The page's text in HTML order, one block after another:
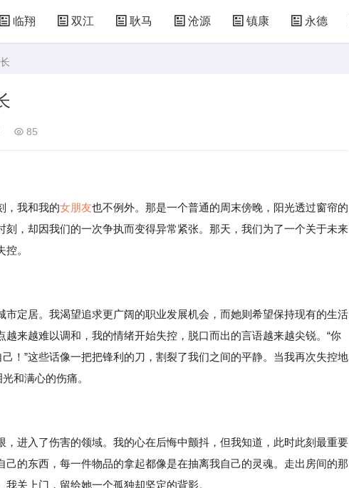
临翔 双江 耿马 沧源 镇康 永德
85
我和我的女朋友也不例外。那是一个普通的周末傍晚，阳光透过窗帘的
，却因我们的一次争执而变得异常紧张。那天，我们为了一个关于未来
。
定居。我渴望追求更广阔的职业发展机会，而她则希望保持现有的生活
来越难以调和，我的情绪开始失控，脱口而出的言语越来越尖锐。“你
！”这些话像一把把锋利的刀，割裂了我们之间的平静。当我再次失控地
和满心的伤痛。
进入了伤害的领域。我的心在后悔中颤抖，但我知道，此时此刻最重要
的东西，每一件物品的拿起都像是在抽离我自己的灵魂。走出房间的那
关上门，留给她一个孤独却坚定的背影。